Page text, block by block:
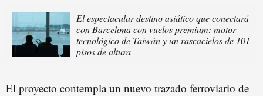
El espectacular destino asiático que conectará
con Barcelona con vuelos premium: motor
tecnológico de Taiwán y un rascacielos de 101
pisos de altura
El proyecto contempla un nuevo trazado ferroviario de